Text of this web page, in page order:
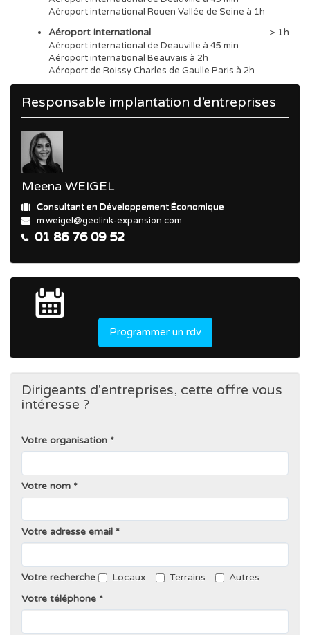
Aéroport international Rouen Vallée de Seine à 1h
Aéroport international > 1h
Aéroport international de Deauville à 45 min
Aéroport international Beauvais à 2h
Aéroport de Roissy Charles de Gaulle Paris à 2h
Responsable implantation d’entreprises
Meena WEIGEL
Consultant en Développement Économique
m.weigel@geolink-expansion.com
01 86 76 09 52
Programmer un rdv
Dirigeants d'entreprises, cette offre vous
intéresse ?
Votre organisation
Votre nom
Votre adresse email
Votre recherche Locaux Terrains
Autres
Votre téléphone